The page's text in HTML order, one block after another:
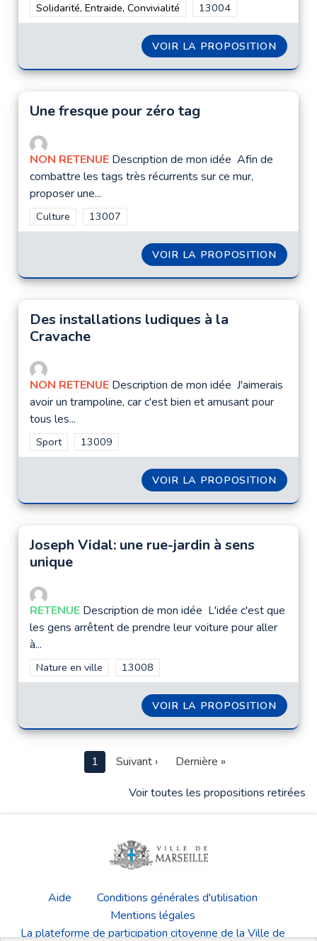
Filtrer les résultats de la catégorie : Solidarité, Entraide,
Solidarité, Entraide, Convivialité Filtrer les résultats pour
13004
VOIR LA PROPOSITION LIEU
Une fresque pour zéro tag
NON RETENUE Description de mon idée Afin de
combattre les tags très récurrents sur ce mur,
proposer une...
Filtrer les résultats de la catégorie : Culture
Culture Filtrer les résultats pour le secteur : 13007
13007
VOIR LA PROPOSITION UNE
Des installations ludiques à la
Cravache
NON RETENUE Description de mon idée J'aimerais
avoir un trampoline, car c'est bien et amusant pour
tous les...
Filtrer les résultats de la catégorie : Sport
Sport Filtrer les résultats pour le secteur : 13009
13009
VOIR LA PROPOSITION DES
Joseph Vidal: une rue-jardin à sens
unique
RETENUE Description de mon idée L'idée c'est que
les gens arrêtent de prendre leur voiture pour aller
à...
Filtrer les résultats de la catégorie : Nature en ville
Nature en ville Filtrer les résultats pour le secteur :
13008
VOIR LA PROPOSITION
1 Suivant ›
Dernière »
Voir toutes les propositions retirées
Aide
Conditions générales d'utilisation
Mentions légales
La plateforme de participation citoyenne de la Ville de